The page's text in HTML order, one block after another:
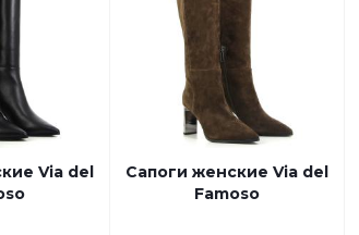
Via del
Сапоги женские Via del
Famoso